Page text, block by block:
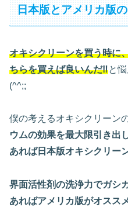
日本版とアメリカ版
オキシクリーンを買う時に
ちらを買えば良いんだ‼︎と
(^^;;
僕の考えるオキシクリーン
ウムの効果を最大限引き出
あれば日本版オキシクリー
界面活性剤の洗浄力でガシ
あればアメリカ版がオスス